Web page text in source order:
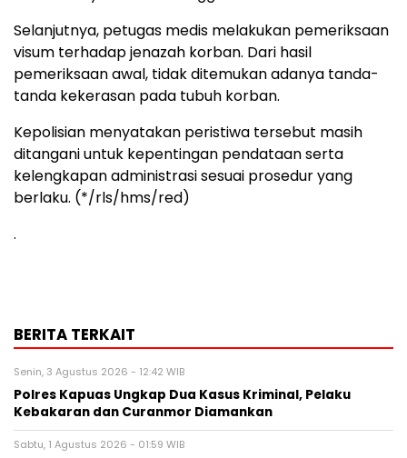
Selanjutnya, petugas medis melakukan pemeriksaan
visum terhadap jenazah korban. Dari hasil
pemeriksaan awal, tidak ditemukan adanya tanda-
tanda kekerasan pada tubuh korban.
Kepolisian menyatakan peristiwa tersebut masih
ditangani untuk kepentingan pendataan serta
kelengkapan administrasi sesuai prosedur yang
berlaku. (*/rls/hms/red)
.
BERITA TERKAIT
Senin, 3 Agustus 2026 - 12:42 WIB
Polres Kapuas Ungkap Dua Kasus Kriminal, Pelaku
Kebakaran dan Curanmor Diamankan
Sabtu, 1 Agustus 2026 - 01:59 WIB